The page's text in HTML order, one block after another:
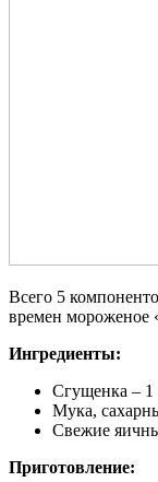
Всего 5
времен мороженое
Ингредиенты:
Сгущенка – 1
Мука,
Свежие
Приготовление: